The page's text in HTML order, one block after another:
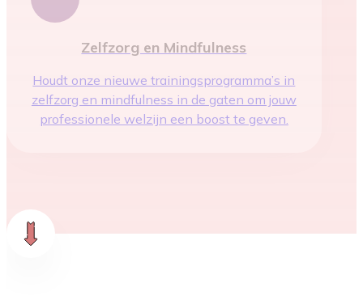
Zelfzorg en Mindfulness
Houdt onze nieuwe trainingsprogramma’s in
zelfzorg en mindfulness in de gaten om jouw
professionele welzijn een boost te geven.